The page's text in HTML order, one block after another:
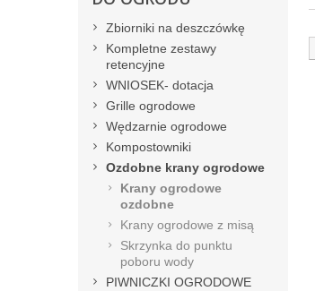
Zbiorniki na deszczówkę
Kompletne zestawy
retencyjne
WNIOSEK- dotacja
Grille ogrodowe
Wędzarnie ogrodowe
Kompostowniki
Ozdobne krany ogrodowe
Krany ogrodowe
ozdobne
Krany ogrodowe z misą
Skrzynka do punktu
poboru wody
PIWNICZKI OGRODOWE